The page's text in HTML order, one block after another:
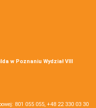
w Poznaniu Wydział VIII
801 055 055, +48 22 330 03 30